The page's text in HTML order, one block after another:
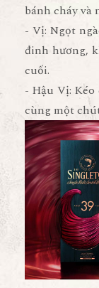
bánh cháy và
- Vị: Ngọt
đinh hương,
cuối.
- Hậu Vị: Kéo
cùng một